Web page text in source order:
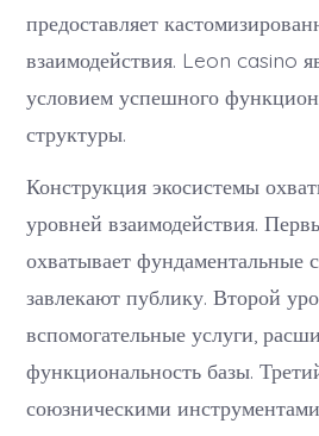
предоставляет
взаимодействия. Leon casino
условием успешного
структуры.
Конструкция экосистемы
уровней взаимодействия.
охватывает фундаментальные
завлекают публику. Второй
вспомогательные услуги,
функциональность базы.
союзническими